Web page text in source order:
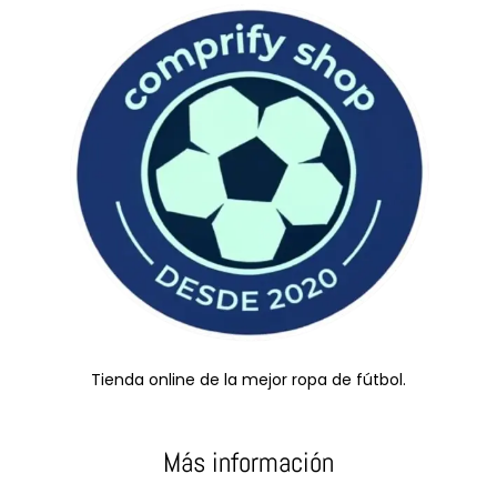
Tienda online de la mejor ropa de fútbol.
Más información